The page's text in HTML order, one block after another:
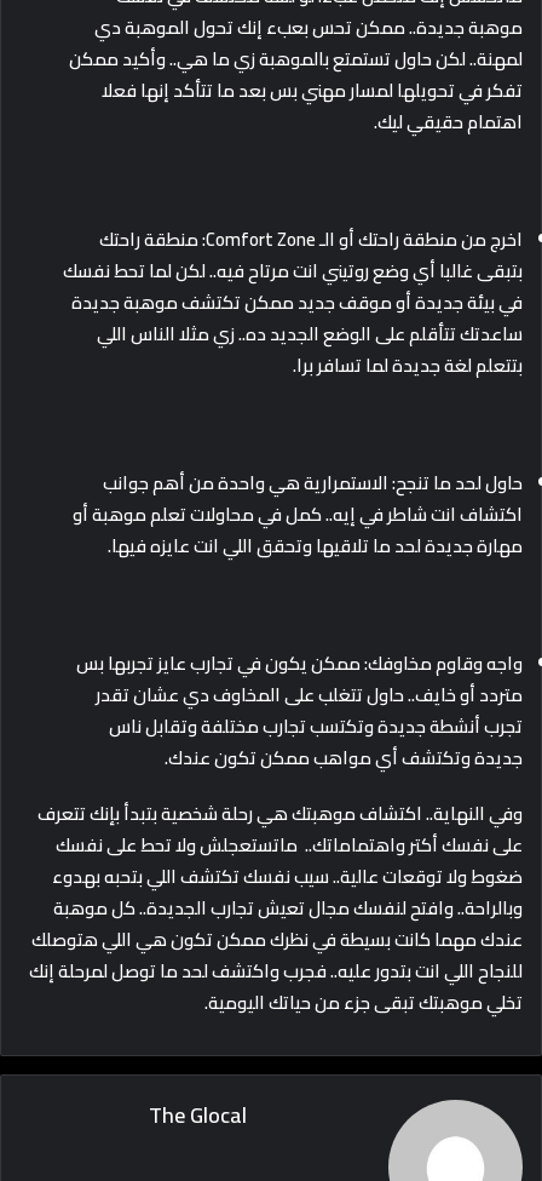
موهبة جديدة.. ممكن تحس بعبء إنك تحول الموهبة دي
لمهنة.. لكن حاول تستمتع بالموهبة زي ما هي.. وأكيد ممكن
تفكر في تحويلها لمسار مهني بس بعد ما تتأكد إنها فعلا
اهتمام حقيقي ليك.
اخرج من منطقة راحتك أو الـ Comfort Zone: منطقة راحتك
بتبقى غالبا أي وضع روتيني انت مرتاح فيه.. لكن لما تحط نفسك
في بيئة جديدة أو موقف جديد ممكن تكتشف موهبة جديدة
ساعدتك تتأقلم على الوضع الجديد ده.. زي مثلا الناس اللي
بتتعلم لغة جديدة لما تسافر برا.
حاول لحد ما تنجح: الاستمرارية هي واحدة من أهم جوانب
اكتشاف انت شاطر في إيه.. كمل في محاولات تعلم موهبة أو
مهارة جديدة لحد ما تلاقيها وتحقق اللي انت عايزه فيها.
واجه وقاوم مخاوفك: ممكن يكون في تجارب عايز تجربها بس
متردد أو خايف.. حاول تتغلب على المخاوف دي عشان تقدر
تجرب أنشطة جديدة وتكتسب تجارب مختلفة وتقابل ناس
جديدة وتكتشف أي مواهب ممكن تكون عندك.
وفي النهاية.. اكتشاف موهبتك هي رحلة شخصية بتبدأ بإنك تتعرف
على نفسك أكتر واهتماماتك.. ماتستعجلش ولا تحط على نفسك
ضغوط ولا توقعات عالية.. سيب نفسك تكتشف اللي بتحبه بهدوء
وبالراحة.. وافتح لنفسك مجال تعيش تجارب الجديدة.. كل موهبة
عندك مهما كانت بسيطة في نظرك ممكن تكون هي اللي هتوصلك
للنجاح اللي انت بتدور عليه.. فجرب واكتشف لحد ما توصل لمرحلة إنك
تخلي موهبتك تبقى جزء من حياتك اليومية.
The Glocal